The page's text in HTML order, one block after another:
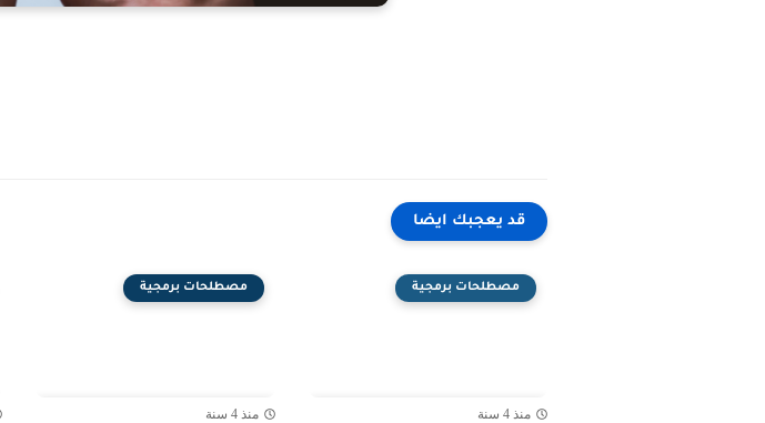
قد يعجبك ايضا
مصطلحات برمجية
منذ 4 سنة
مصطلحات برمجية
منذ 4 سنة